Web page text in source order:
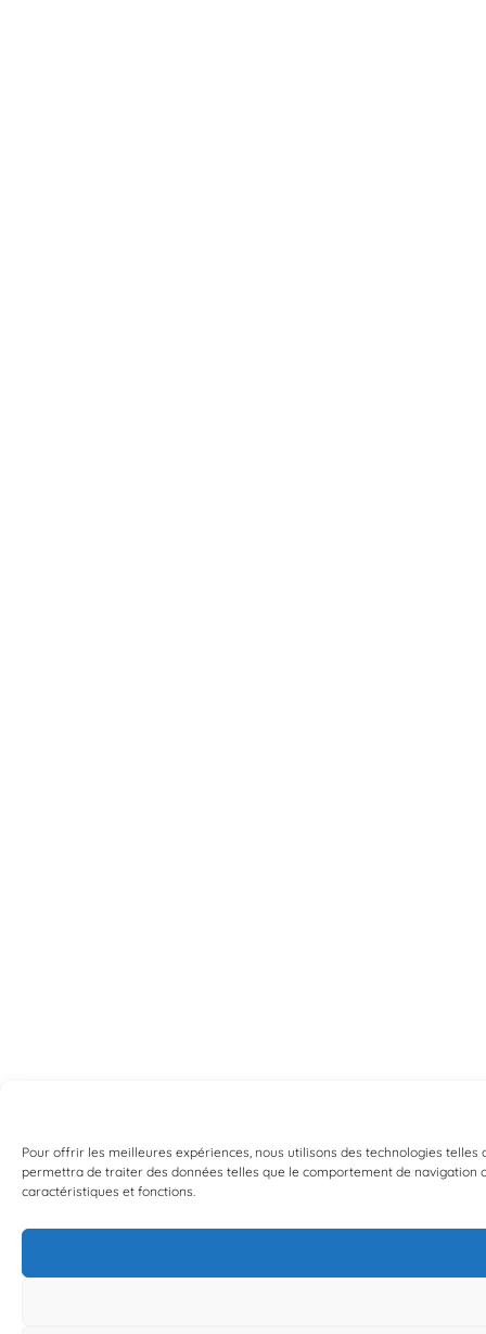
Pour offrir les meilleures expériences, nous utilisons des technologies
permettra de traiter des données telles que le comportement de
caractéristiques et fonctions.